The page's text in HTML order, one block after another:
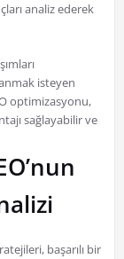
analiz ederek
isteyen
optimizasyonu,
sağlayabilir ve
başarılı bir